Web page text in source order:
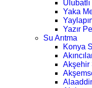
Yaka
Yazır
Su Arıtma
Konya
Akşehir